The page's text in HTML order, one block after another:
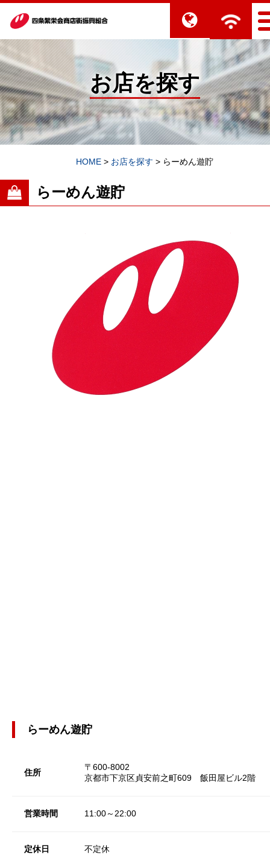
お店を探す
HOME > お店を探す > らーめん遊貯
らーめん遊貯
らーめん遊貯
住所
〒600-8002
京都市下京区貞安前之町609 飯田屋ビル2階
営業時間 11:00～22:00
定休日 不定休